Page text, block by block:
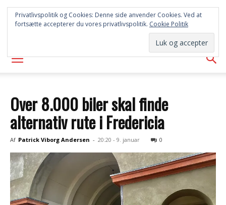
SYD
AVISEN
Over 8.000 biler skal finde
alternativ rute i Fredericia
Af Patrick Viborg Andersen - 20:20 - 9. januar 0
Privatlivspolitik og Cookies: Denne side anvender Cookies. Ved at
fortsætte accepterer du vores privatlivspolitik. Cookie Politik